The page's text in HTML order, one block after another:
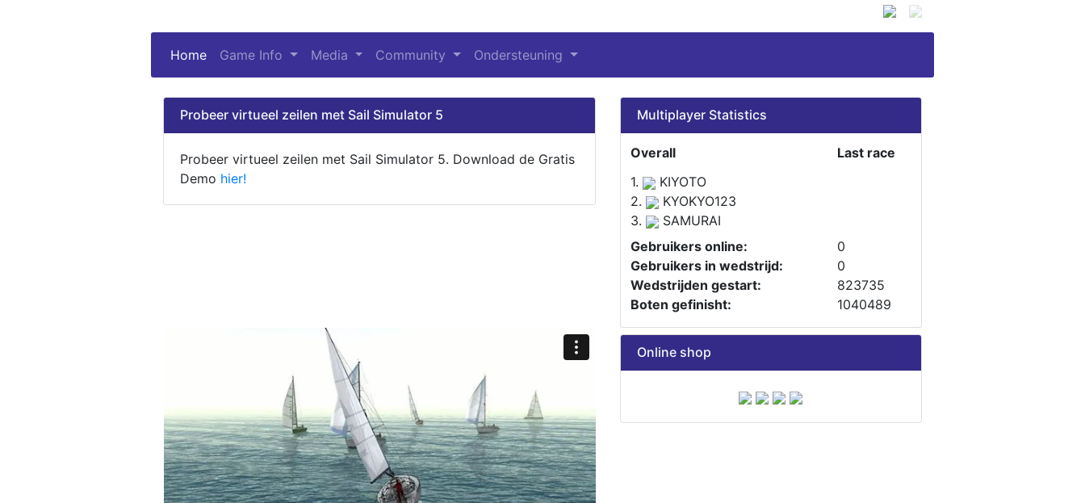
Home (current)
Game Info Media Community Ondersteuning
Probeer virtueel zeilen met Sail Simulator 5
Probeer virtueel zeilen met Sail Simulator 5. Download de Gratis
Demo hier!
Multiplayer Statistics
Overall
Last race
1.
KIYOTO
2.
KYOKYO123
3.
SAMURAI
Gebruikers online:
0
Gebruikers in wedstrijd:
0
Wedstrijden gestart:
823735
Boten gefinisht:
1040489
Online shop